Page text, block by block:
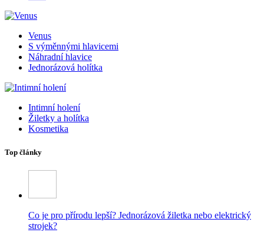
Venus
S výměnnými hlavicemi
Náhradní hlavice
Jednorázová holítka
Intimní holení
Žiletky a holítka
Kosmetika
Top články
Co je pro přírodu lepší? Jednorázová žiletka nebo elektrický
strojek?